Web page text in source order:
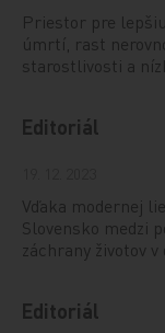
Priestor pre
úmrtí, rast
starostlivosti a
Editoriál
Vďaka modernej
Slovensko medzi
záchrany životov v
Editoriál